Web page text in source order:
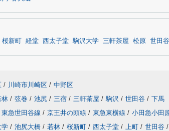
桜新町 経堂 西太子堂 駒沢大学 三軒茶屋 松原 世田
/ 川崎市川崎区 / 中野区
林 / 弦巻 / 池尻 / 三宿 / 三軒茶屋 / 駒沢 / 世田谷 / 下馬
東急世田谷線 / 京王井の頭線 / 東急東横線 / 小田急小田
学 / 池尻大橋 / 若林 / 桜新町 / 西太子堂 / 上町 / 世田谷 /